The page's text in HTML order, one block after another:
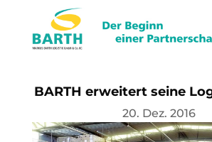
BARTH erweitert seine
20. Dez. 2016